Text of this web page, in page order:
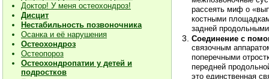
Доктор! У меня остеохондроз!
Дисцит
Нестабильность позвоночника
Осанка и её нарушения
Остеохондроз
Остеопороз
Остеохондропатии у детей и
подростков
рассеять миф о
костными
задней
Соединение с
связочным
поперечными
передней
это единственная